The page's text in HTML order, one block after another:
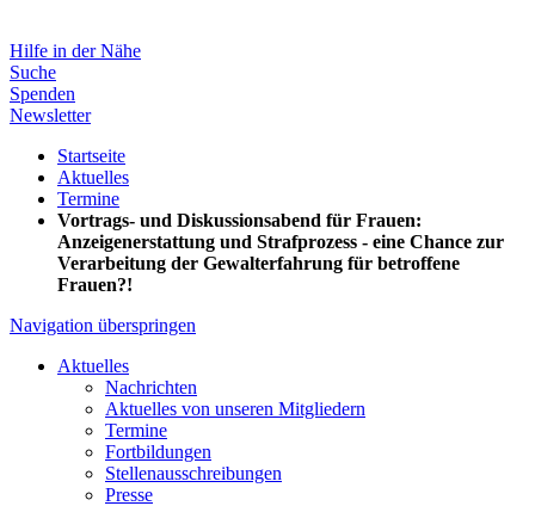
Hilfe in der Nähe
Suche
Spenden
Newsletter
Startseite
Aktuelles
Termine
Vortrags- und Diskussionsabend für Frauen:
Anzeigenerstattung und Strafprozess - eine Chance zur
Verarbeitung der Gewalterfahrung für betroffene
Frauen?!
Navigation überspringen
Aktuelles
Nachrichten
Aktuelles von unseren Mitgliedern
Termine
Fortbildungen
Stellenausschreibungen
Presse